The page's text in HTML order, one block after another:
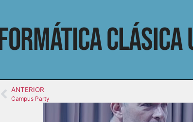
Clásica
ANTERIOR
Campus Party